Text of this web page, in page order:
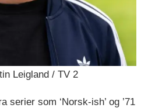
Leigland / TV 2
serier som ‘Norsk-ish’ og ’71